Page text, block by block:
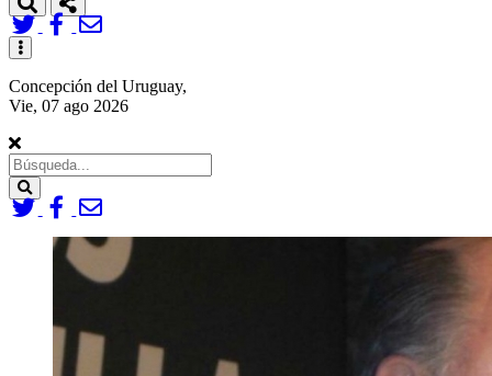
Toggle
navigation
Concepción del Uruguay,
Vie, 07 ago 2026
Search